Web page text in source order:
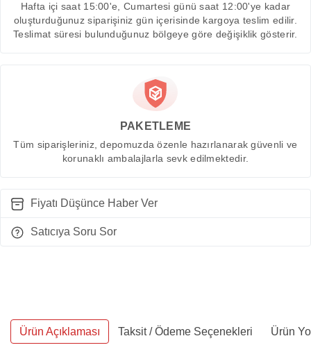
Hafta içi saat 15:00'e, Cumartesi günü saat 12:00'ye kadar
oluşturduğunuz siparişiniz gün içerisinde kargoya teslim edilir.
Teslimat süresi bulunduğunuz bölgeye göre değişiklik gösterir.
PAKETLEME
Tüm siparişleriniz, depomuzda özenle hazırlanarak güvenli ve
korunaklı ambalajlarla sevk edilmektedir.
Fiyatı Düşünce Haber Ver
Satıcıya Soru Sor
Ürün Açıklaması Taksit / Ödeme Seçenekleri Ürün